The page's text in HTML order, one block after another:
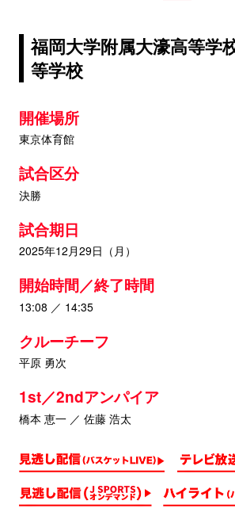
福岡大学附属大濠高等学
等学校
開催場所
東京体育館
試合区分
決勝
試合期日
2025年12月29日（月）
開始時間／終了時間
13:08 ／ 14:35
クルーチーフ
平原 勇次
1st／2ndアンパイア
橋本 恵一 ／ 佐藤 浩太